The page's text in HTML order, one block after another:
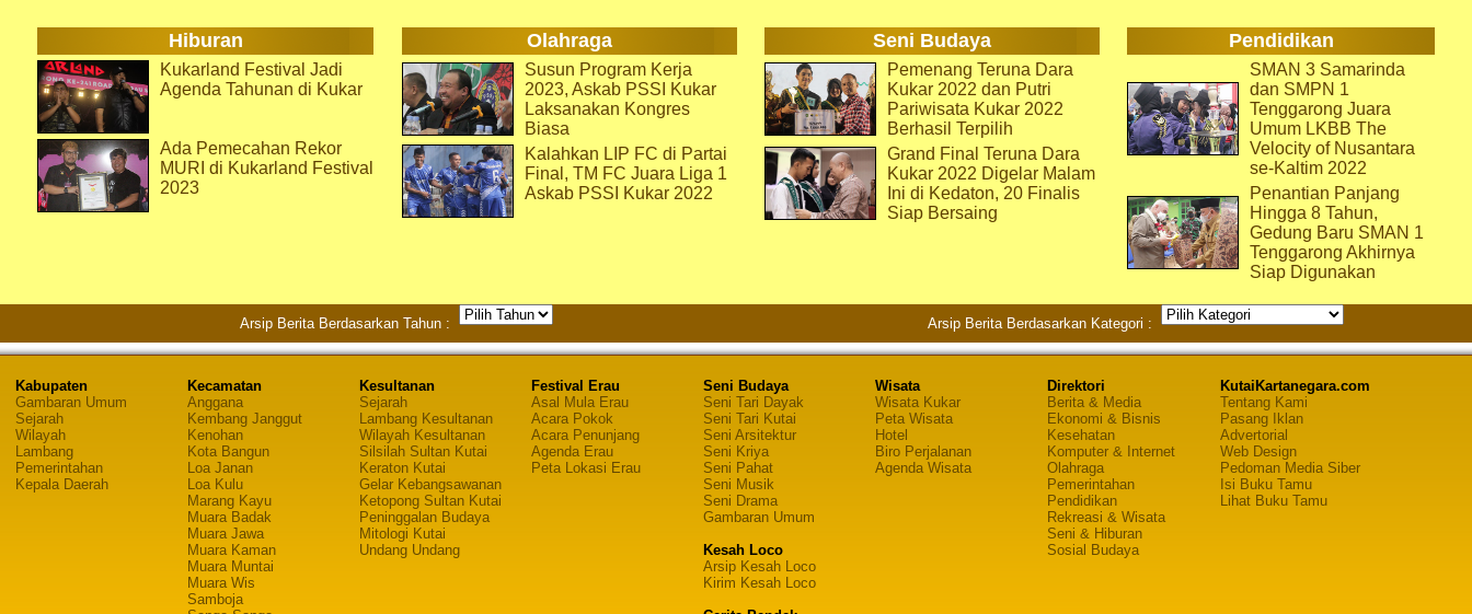
Hiburan Olahraga Seni Budaya Pendidikan
Kukarland Festival Jadi
Agenda Tahunan di Kukar
Ada Pemecahan Rekor
MURI di Kukarland Festival
2023
Susun Program Kerja
2023, Askab PSSI Kukar
Laksanakan Kongres
Biasa
Kalahkan LIP FC di Partai
Final, TM FC Juara Liga 1
Askab PSSI Kukar 2022
Pemenang Teruna Dara
Kukar 2022 dan Putri
Pariwisata Kukar 2022
Berhasil Terpilih
Grand Final Teruna Dara
Kukar 2022 Digelar Malam
Ini di Kedaton, 20 Finalis
Siap Bersaing
SMAN 3 Samarinda
dan SMPN 1
Tenggarong Juara
Umum LKBB The
Velocity of Nusantara
se-Kaltim 2022
Penantian Panjang
Hingga 8 Tahun,
Gedung Baru SMAN 1
Tenggarong Akhirnya
Siap Digunakan
Arsip Berita Berdasarkan Tahun : Arsip Berita Berdasarkan Kategori :
Kabupaten
Gambaran Umum
Sejarah
Wilayah
Lambang
Pemerintahan
Kepala Daerah
Kecamatan
Anggana
Kembang Janggut
Kenohan
Kota Bangun
Loa Janan
Loa Kulu
Marang Kayu
Muara Badak
Muara Jawa
Muara Kaman
Muara Muntai
Muara Wis
Samboja
Kesultanan
Sejarah
Lambang Kesultanan
Wilayah Kesultanan
Silsilah Sultan Kutai
Keraton Kutai
Gelar Kebangsawanan
Ketopong Sultan Kutai
Peninggalan Budaya
Mitologi Kutai
Undang Undang
Festival Erau
Asal Mula Erau
Acara Pokok
Acara Penunjang
Agenda Erau
Peta Lokasi Erau
Seni Budaya
Seni Tari Dayak
Seni Tari Kutai
Seni Arsitektur
Seni Kriya
Seni Pahat
Seni Musik
Seni Drama
Gambaran Umum
Kesah Loco
Arsip Kesah Loco
Kirim Kesah Loco
Wisata
Wisata Kukar
Peta Wisata
Hotel
Biro Perjalanan
Agenda Wisata
Direktori
Berita & Media
Ekonomi & Bisnis
Kesehatan
Komputer & Internet
Olahraga
Pemerintahan
Pendidikan
Rekreasi & Wisata
Seni & Hiburan
Sosial Budaya
KutaiKartanegara.com
Tentang Kami
Pasang Iklan
Advertorial
Web Design
Pedoman Media Siber
Isi Buku Tamu
Lihat Buku Tamu